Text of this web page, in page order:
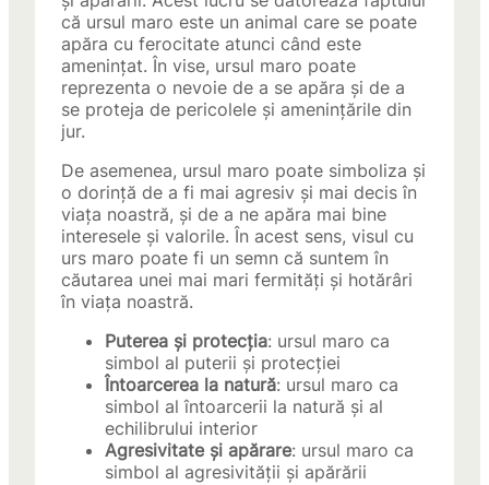
că ursul maro este un animal care se poate
apăra cu ferocitate atunci când este
amenințat. În vise, ursul maro poate
reprezenta o nevoie de a se apăra și de a
se proteja de pericolele și amenințările din
jur.
De asemenea, ursul maro poate simboliza și
o dorință de a fi mai agresiv și mai decis în
viața noastră, și de a ne apăra mai bine
interesele și valorile. În acest sens, visul cu
urs maro poate fi un semn că suntem în
căutarea unei mai mari fermități și hotărâri
în viața noastră.
Puterea și protecția: ursul maro ca
simbol al puterii și protecției
Întoarcerea la natură: ursul maro ca
simbol al întoarcerii la natură și al
echilibrului interior
Agresivitate și apărare: ursul maro ca
simbol al agresivității și apărării